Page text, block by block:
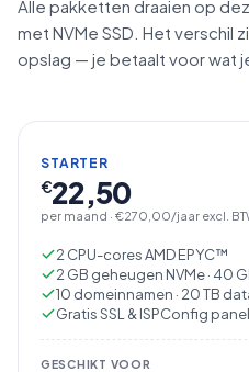
Alle pakketten draaien op
met NVMe SSD. Het verschil
opslag — je betaalt voor wat
STARTER
€22,50
per maand · €270,00/jaar excl.
2 CPU-cores AMD EPYC™
2 GB geheugen NVMe · 40
10 domeinnamen · 20 TB
Gratis SSL & ISPConfig panel
GESCHIKT VOOR